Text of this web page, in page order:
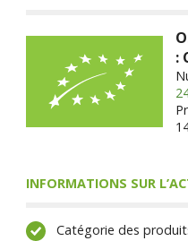
:
INFORMATIONS SUR
Catégorie des